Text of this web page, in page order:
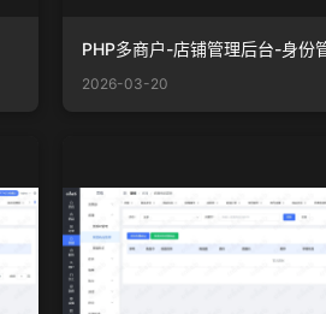
PHP多商户-店铺管理后台-身份
2026-03-20